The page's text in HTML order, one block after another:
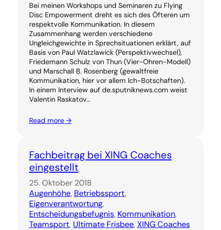
Bei meinen Workshops und Seminaren zu Flying
Disc Empowerment dreht es sich des Öfteren um
respektvolle Kommunikation. In diesem
Zusammenhang werden verschiedene
Ungleichgewichte in Sprechsituationen erklärt, auf
Basis von Paul Watzlawick (Perspektivwechsel),
Friedemann Schulz von Thun (Vier-Ohren-Modell)
und Marschall B. Rosenberg (gewaltfreie
Kommunikation, hier vor allem Ich-Botschaften).
In einem Interview auf de.sputniknews.com weist
Valentin Raskatov…
Read more →
Fachbeitrag bei XING Coaches
eingestellt
25. Oktober 2018
Augenhöhe, Betriebssport,
Eigenverantwortung,
Entscheidungsbefugnis, Kommunikation,
Teamsport, Ultimate Frisbee, XING Coaches